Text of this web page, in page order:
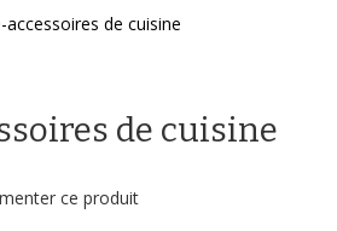
accessoires de cuisine
de cuisine
ce produit